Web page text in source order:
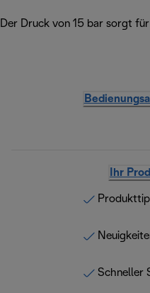
Der Druck von 15 bar sorgt
Ihr
Schneller